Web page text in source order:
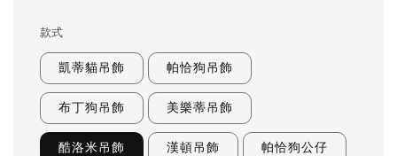
款式
凱蒂貓吊飾 帕恰狗吊飾
布丁狗吊飾 美樂蒂吊飾
酷洛米吊飾 漢頓吊飾 帕恰狗公仔